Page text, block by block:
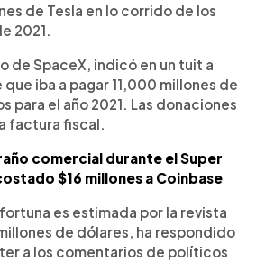
de Tesla en lo corrido de los
2021.
de SpaceX, indicó en un tuit a
iba a pagar 11,000 millones de
para el año 2021. Las donaciones
factura fiscal.
comercial durante el Super
$16 millones a Coinbase
es estimada por la revista
de dólares, ha respondido
a los comentarios de políticos